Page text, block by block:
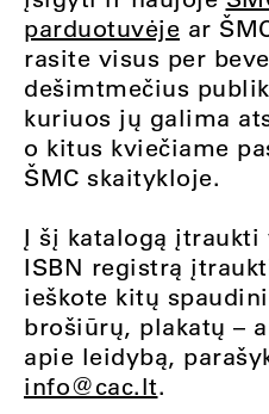
parduotuvėje ar
rasite visus per
dešimtmečius
kuriuos jų galima
o kitus kviečiame
ŠMC skaitykloje.
Į šį katalogą
ISBN registrą
ieškote kitų
brošiūrų, plakatų –
apie leidybą,
info@cac.lt.